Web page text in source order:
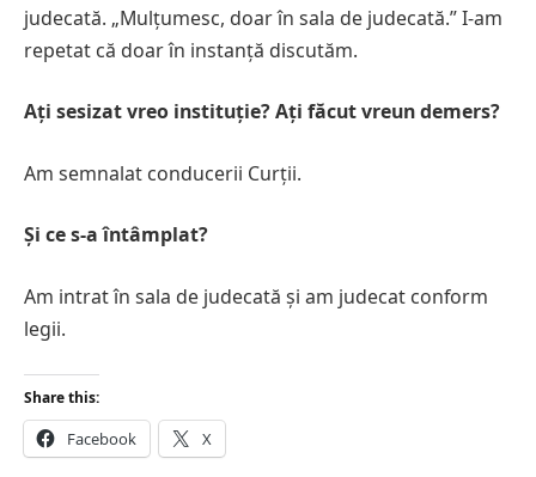
judecată. „Mulțumesc, doar în sala de judecată.” I-am
repetat că doar în instanță discutăm.
Ați sesizat vreo instituție? Ați făcut vreun demers?
Am semnalat conducerii Curții.
Și ce s-a întâmplat?
Am intrat în sala de judecată și am judecat conform
legii.
Share this:
Facebook X